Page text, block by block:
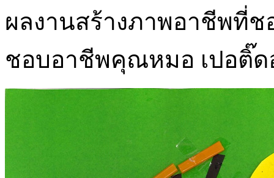
ผลงานสร้างภาพอาชีพที่ช
ชอบอาชีพคุณหมอ เปอติ๊ด